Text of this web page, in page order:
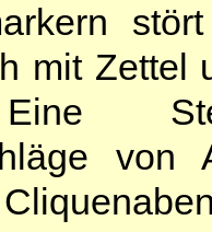
mit Zettel